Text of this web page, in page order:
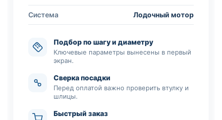
Система Лодочный мотор
Подбор по шагу и диаметру
Ключевые параметры вынесены в первый
экран.
Сверка посадки
Перед оплатой важно проверить втулку и
шлицы.
Быстрый заказ